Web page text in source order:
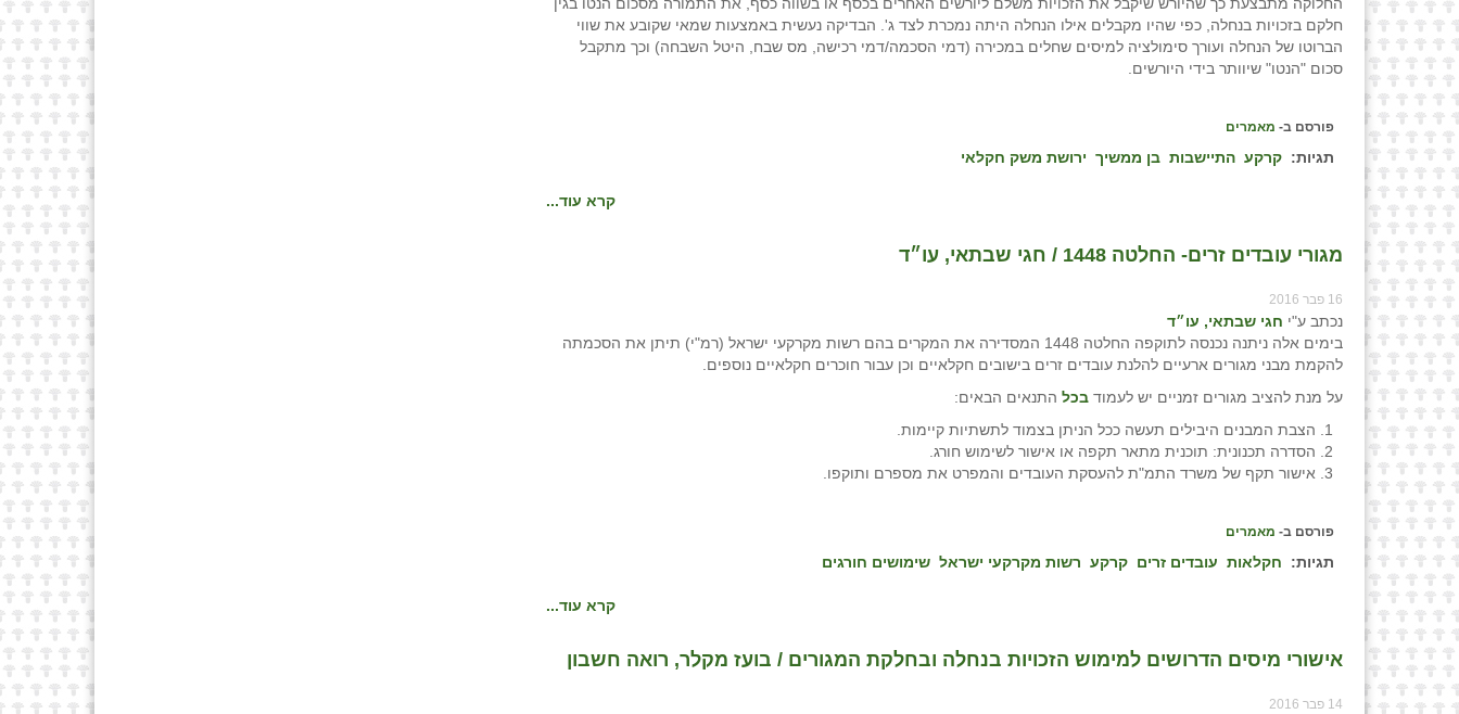
חלקם בזכויות בנחלה, כפי שהיו מקבלים אילו הנחלה היתה נמכרת לצד ג'. הבדיקה נעשית באמצעות שמאי שקובע את שווי
הברוטו של הנחלה ועורך סימולציה למיסים שחלים במכירה (דמי הסכמה/דמי רכישה, מס שבח, היטל השבחה) וכך מתקבל
סכום "הנטו" שיוותר בידי היורשים.
פורסם ב- מאמרים
תגיות: קרקע התיישבות בן ממשיך ירושת משק חקלאי
קרא עוד...
מגורי עובדים זרים- החלטה 1448 / חגי שבתאי, עו״ד
16 פבר 2016
נכתב ע"י חגי שבתאי, עו״ד
בימים אלה ניתנה נכנסה לתוקפה החלטה 1448 המסדירה את המקרים בהם רשות מקרקעי ישראל (רמ"י) תיתן את הסכמתה
להקמת מבני מגורים ארעיים להלנת עובדים זרים בישובים חקלאיים וכן עבור חוכרים חקלאיים נוספים.
על מנת להציב מגורים זמניים יש לעמוד בכל התנאים הבאים:
הצבת המבנים היבילים תעשה ככל הניתן בצמוד לתשתיות קיימות.
הסדרה תכנונית: תוכנית מתאר תקפה או אישור לשימוש חורג.
אישור תקף של משרד התמ"ת להעסקת העובדים והמפרט את מספרם ותוקפו.
פורסם ב- מאמרים
תגיות: חקלאות עובדים זרים קרקע רשות מקרקעי ישראל שימושים חורגים
קרא עוד...
אישורי מיסים הדרושים למימוש הזכויות בנחלה ובחלקת המגורים / בועז מקלר, רואה חשבון
14 פבר 2016